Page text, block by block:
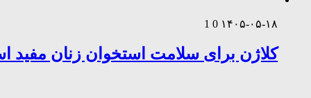
۱۴۰۵-۰۵-۱۸ 0
1
کلاژن برای سلامت استخوان زنان مفید